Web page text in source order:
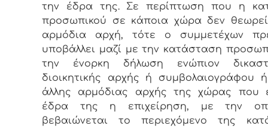
την έδρα της. Σε περίπτωση που η
προσωπικού σε κάποια χώρα δεν
αρμόδια αρχή, τότε ο συμμετέχων
υποβάλλει μαζί με την κατάσταση
την ένορκη δήλωση ενώπιον
διοικητικής αρχής ή συμβολαιογράφου
άλλης αρμόδιας αρχής της χώρας που
έδρα της η επιχείρηση, με την
βεβαιώνεται το περιεχόμενο της